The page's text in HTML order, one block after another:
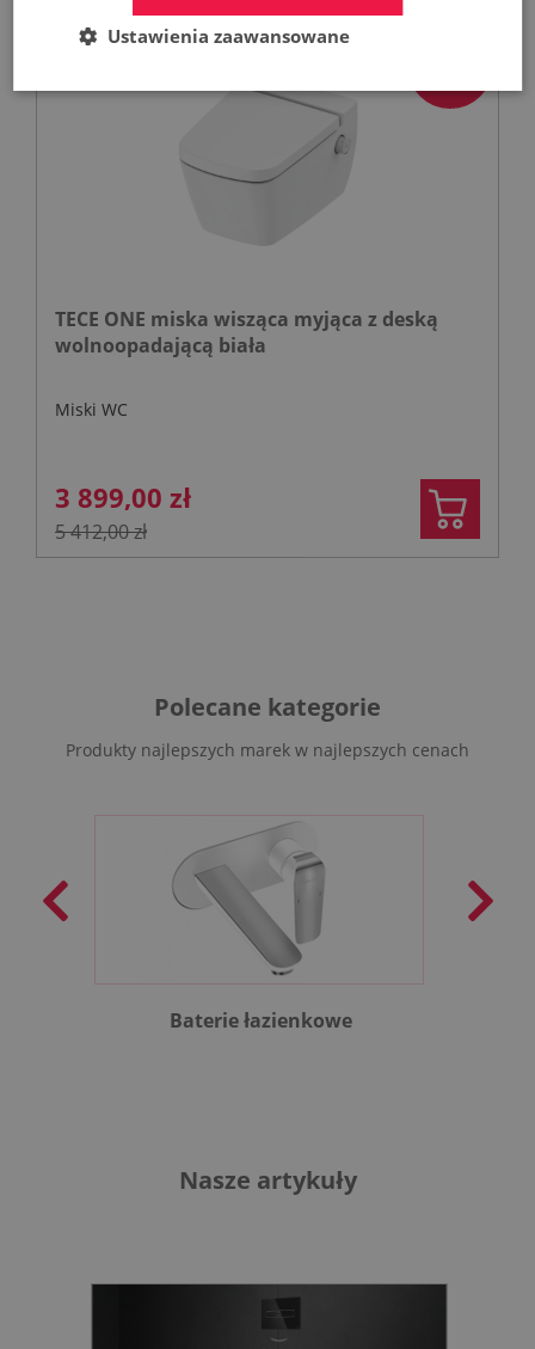
TECE ONE miska wisząca myjąca z deską
wolnoopadającą biała
Miski WC
3 899,00 zł
5 412,00 zł
Polecane kategorie
Produkty najlepszych marek w najlepszych cenach
Baterie łazienkowe
Nasze artykuły
Ustawienia zaawansowane